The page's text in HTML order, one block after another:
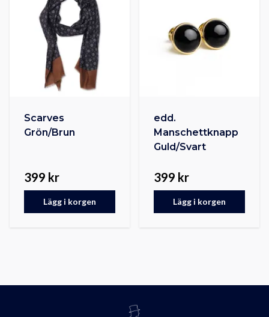
Scarves
Grön/Brun
399 kr
Lägg i korgen
edd.
Manschettknapp
Guld/Svart
399 kr
Lägg i korgen